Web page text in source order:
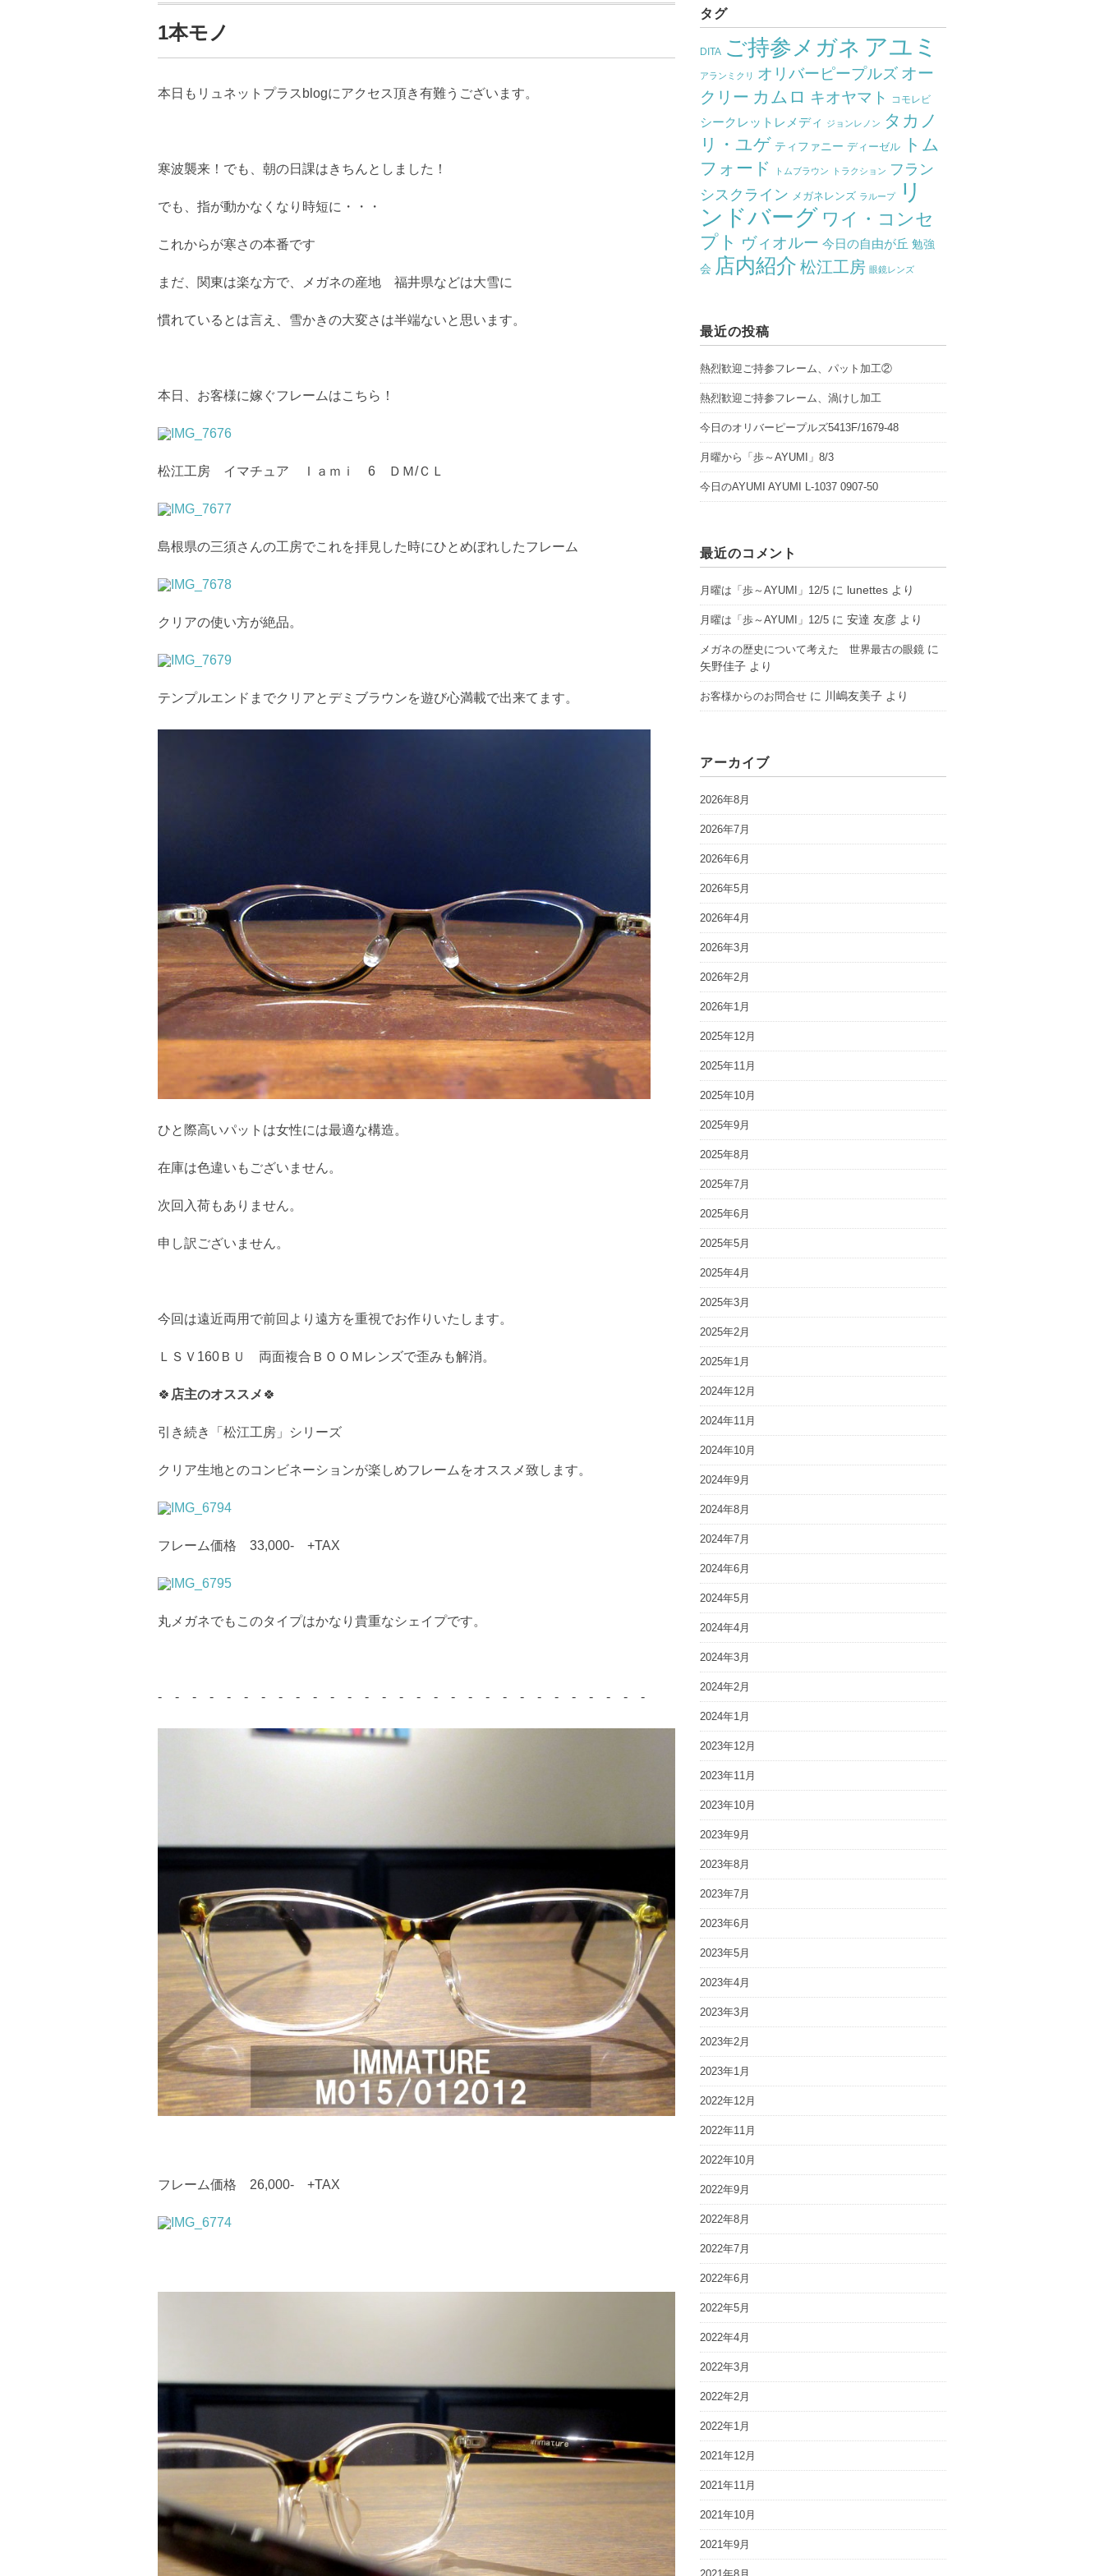
1本モノ
本日もリュネットプラスblogにアクセス頂き有難うございます。
寒波襲来！でも、朝の日課はきちんとしました！
でも、指が動かなくなり時短に・・・
これからが寒さの本番です
まだ、関東は楽な方で、メガネの産地 福井県などは大雪に
慣れているとは言え、雪かきの大変さは半端ないと思います。
本日、お客様に嫁ぐフレームはこちら！
松江工房 イマチュア Ｉａｍｉ 6 ＤＭ/ＣＬ
島根県の三須さんの工房でこれを拝見した時にひとめぼれしたフレーム
クリアの使い方が絶品。
テンプルエンドまでクリアとデミブラウンを遊び心満載で出来てます。
ひと際高いパットは女性には最適な構造。
在庫は色違いもございません。
次回入荷もありません。
申し訳ございません。
今回は遠近両用で前回より遠方を重視でお作りいたします。
ＬＳＶ160ＢＵ 両面複合ＢＯＯＭレンズで歪みも解消。
🍀 店主のオススメ 🍀
引き続き「松江工房」シリーズ
クリア生地とのコンビネーションが楽しめフレームをオススメ致します。
フレーム価格 33,000- +TAX
丸メガネでもこのタイプはかなり貴重なシェイプです。
- - - - - - - - - - - - - - - - - - - - - - - - - - - - -
フレーム価格 26,000- +TAX
タグ
DITA ご持参メガネ アユミ
アランミクリ オリバーピープルズ オー
クリー カムロ キオヤマト コモレビ
シークレットレメディ ジョンレノン タカノ
リ・ユゲ ティファニー ディーゼル
トム
フォード
トムブラウン トラクション フラン
シスクライン メガネレンズ ラループ
リ
ンドバーグ ワイ・コンセ
プト ヴィオルー 今日の自由が丘 勉強
会 店内紹介 松江工房 眼鏡レンズ
最近の投稿
熱烈歓迎ご持参フレーム、パット加工②
熱烈歓迎ご持参フレーム、渦けし加工
今日のオリバーピープルズ5413F/1679-48
月曜から「歩～AYUMI」8/3
今日のAYUMI AYUMI L-1037 0907-50
最近のコメント
月曜は「歩～AYUMI」12/5 に lunettes より
月曜は「歩～AYUMI」12/5 に安達 友彦 より
メガネの歴史について考えた 世界最古の眼鏡 に
矢野佳子 より
お客様からのお問合せ に 川嶋友美子 より
アーカイブ
2026年8月
2026年7月
2026年6月
2026年5月
2026年4月
2026年3月
2026年2月
2026年1月
2025年12月
2025年11月
2025年10月
2025年9月
2025年8月
2025年7月
2025年6月
2025年5月
2025年4月
2025年3月
2025年2月
2025年1月
2024年12月
2024年11月
2024年10月
2024年9月
2024年8月
2024年7月
2024年6月
2024年5月
2024年4月
2024年3月
2024年2月
2024年1月
2023年12月
2023年11月
2023年10月
2023年9月
2023年8月
2023年7月
2023年6月
2023年5月
2023年4月
2023年3月
2023年2月
2023年1月
2022年12月
2022年11月
2022年10月
2022年9月
2022年8月
2022年7月
2022年6月
2022年5月
2022年4月
2022年3月
2022年2月
2022年1月
2021年12月
2021年11月
2021年10月
2021年9月